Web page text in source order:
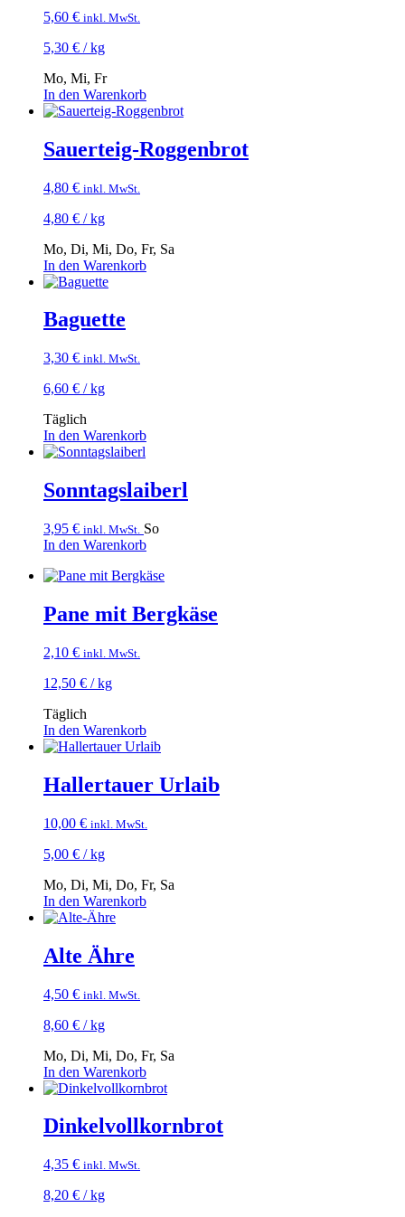
5,60 € inkl. MwSt.
5,30 € /kg
Mo, Mi, Fr
In den Warenkorb
Sauerteig-Roggenbrot
4,80 € inkl. MwSt.
4,80 € /kg
Mo, Di, Mi, Do, Fr, Sa
In den Warenkorb
Baguette
3,30 € inkl. MwSt.
6,60 € /kg
Täglich
In den Warenkorb
Sonntagslaiberl
3,95 € inkl. MwSt. So
In den Warenkorb
Pane mit Bergkäse
2,10 € inkl. MwSt.
12,50 € /kg
Täglich
In den Warenkorb
Hallertauer Urlaib
10,00 € inkl. MwSt.
5,00 € /kg
Mo, Di, Mi, Do, Fr, Sa
In den Warenkorb
Alte Ähre
4,50 € inkl. MwSt.
8,60 € /kg
Mo, Di, Mi, Do, Fr, Sa
In den Warenkorb
Dinkelvollkorn­brot
4,35 € inkl. MwSt.
8,20 € /kg